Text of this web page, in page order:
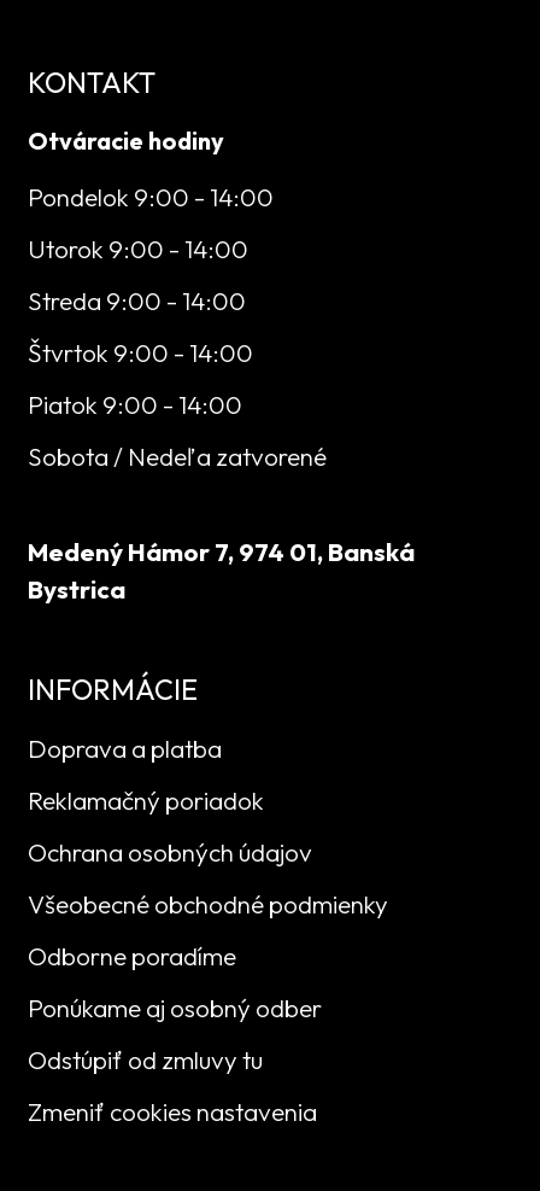
KONTAKT
Otváracie hodiny
Pondelok 9:00 - 14:00
Utorok 9:00 - 14:00
Streda 9:00 - 14:00
Štvrtok 9:00 - 14:00
Piatok 9:00 - 14:00
Sobota / Nedeľa zatvorené
Medený Hámor 7, 974 01, Banská
Bystrica
INFORMÁCIE
Doprava a platba
Reklamačný poriadok
Ochrana osobných údajov
Všeobecné obchodné podmienky
Odborne poradíme
Ponúkame aj osobný odber
Odstúpiť od zmluvy tu
Zmeniť cookies nastavenia